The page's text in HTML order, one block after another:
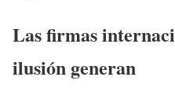
Las firmas
ilusión generan